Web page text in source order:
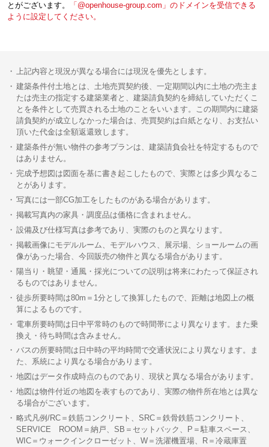
とがございます。
「@openhouse-group.com」のドメインを受信できる
ように設定してください。
上記内容と現況が異なる場合には現況を優先とします。
建築条件付土地とは、土地売買契約後、一定期間以内に土地の売主ま
たは売主の指定する建築業者と、建築請負契約を締結していただくこ
とを条件として売買される土地のことをいいます。この期間内に建築
請負契約が成立しなかった場合は、売買契約は白紙となり、お支払い
頂いた代金は全額返還致します。
建築条件が無い物件の参考プランは、建築請負会社を特定するもので
はありません。
完成予想図は図面を基に書き起こしたもので、実際とは多少異なるこ
とがあります。
写真には一部CG加工をしたものがある場合があります。
掲載写真内の家具・調度品は価格に含まれません。
設備及び仕様写真は参考であり、実際のものと異なります。
掲載画像にモデルルーム、モデルハウス、展示場、ショールームの画
像があった場合、今回販売の物件と異なる場合があります。
陽当り・眺望・通風・採光についての説明は将来にわたって保証され
るものではありません。
徒歩所要時間は80m＝1分として換算したもので、距離は地図上の概
算によるものです。
電車所要時間は日中平常時のもので時間帯により異なります。また乗
換え・待ち時間は含みません。
バスの所要時間は日中時の平均時間で交通状況により異なります。ま
た、系統により異なる場合があります。
地図はデータ作成時点のものであり、現状と異なる場合があります。
地図は物件付近の地図を表すものであり、実際の物件所在地とは異な
る場合がございます。
略式凡例/RC＝鉄筋コンクリート、SRC＝鉄骨鉄筋コンクリート、
SERVICE ROOM＝納戸、SB＝セットバック、P＝駐車スペース、
WIC＝ウォークインクローゼット、W＝洗濯機置場、R＝冷蔵庫置